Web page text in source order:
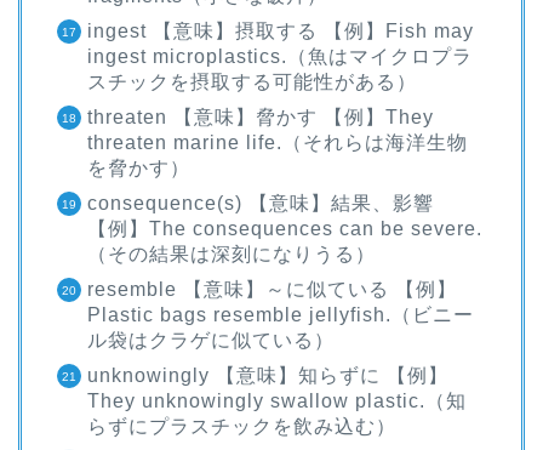
ingest 【意味】摂取する 【例】Fish may
ingest microplastics.（魚はマイクロプラ
スチックを摂取する可能性がある）
threaten 【意味】脅かす 【例】They
threaten marine life.（それらは海洋生物
を脅かす）
consequence(s) 【意味】結果、影響
【例】The consequences can be severe.
（その結果は深刻になりうる）
resemble 【意味】～に似ている 【例】
Plastic bags resemble jellyfish.（ビニー
ル袋はクラゲに似ている）
unknowingly 【意味】知らずに 【例】
They unknowingly swallow plastic.（知
らずにプラスチックを飲み込む）